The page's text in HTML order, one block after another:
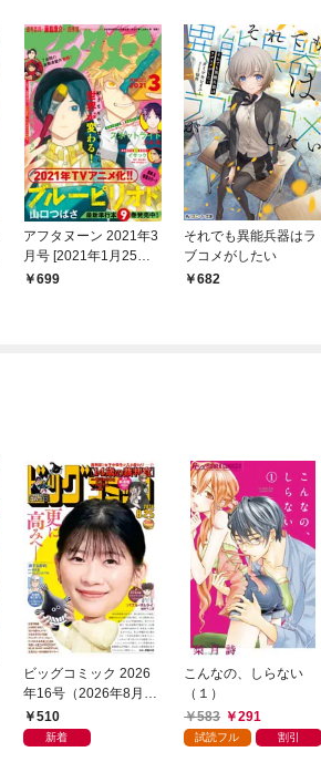
アフタヌーン 2021年3
月号 [2021年1月25日
発売]
699
それでも異能兵器はラ
ブコメがしたい
682
ビッグコミック 2026
年16号（2026年8月7
日発売）
510
新着
こんなの、しらない
（１）
583
291
試読フル 割引